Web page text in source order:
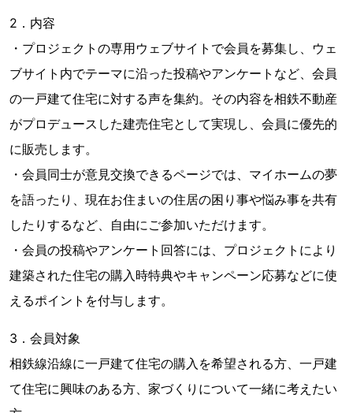
2．内容
・プロジェクトの専用ウェブサイトで会員を募集し、ウェ
ブサイト内でテーマに沿った投稿やアンケートなど、会員
の一戸建て住宅に対する声を集約。その内容を相鉄不動産
がプロデュースした建売住宅として実現し、会員に優先的
に販売します。
・会員同士が意見交換できるページでは、マイホームの夢
を語ったり、現在お住まいの住居の困り事や悩み事を共有
したりするなど、自由にご参加いただけます。
・会員の投稿やアンケート回答には、プロジェクトにより
建築された住宅の購入時特典やキャンペーン応募などに使
えるポイントを付与します。
3．会員対象
相鉄線沿線に一戸建て住宅の購入を希望される方、一戸建
て住宅に興味のある方、家づくりについて一緒に考えたい